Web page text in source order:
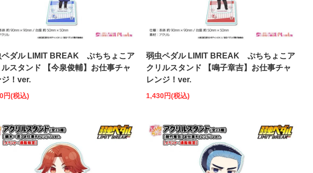
ペダル LIMIT BREAK ぷちちょこア
ルスタンド 【今泉俊輔】お仕事チャ
ジ！ver.
円(税込)
弱虫ペダル LIMIT BREAK ぷちちょこア
クリルスタンド 【鳴子章吉】お仕事チャ
レンジ！ver.
1,430円(税込)